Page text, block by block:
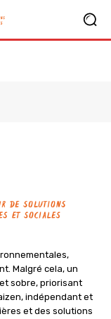
Malgré cela, un
sobre, priorisant
indépendant et
et des solutions